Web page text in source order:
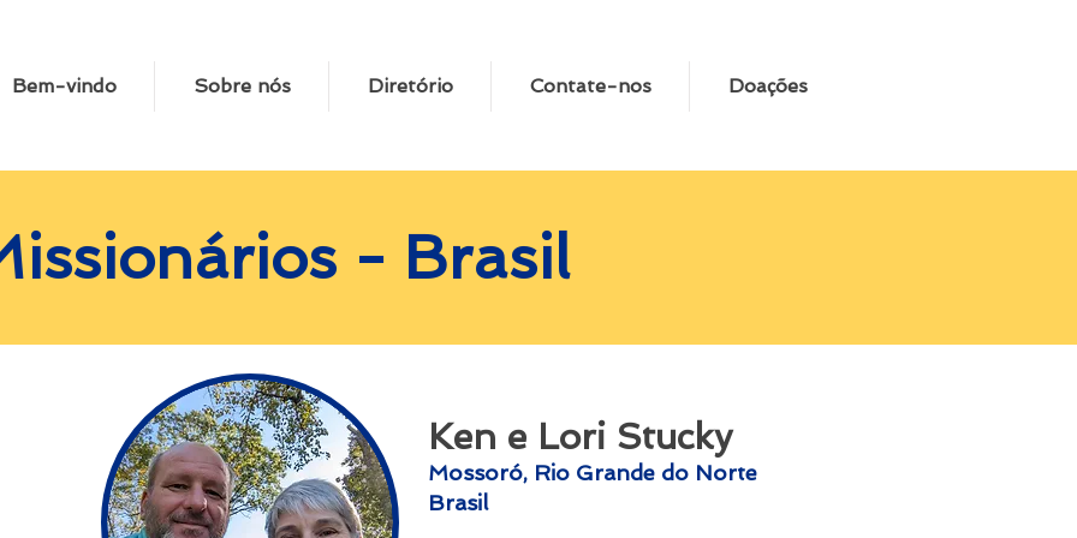
Bem-vindo Sobre nós Diretório Contate-nos Doações
- Brasil
Ken e Lori Stucky
Mossoró, Rio Grande do Norte
Brasil